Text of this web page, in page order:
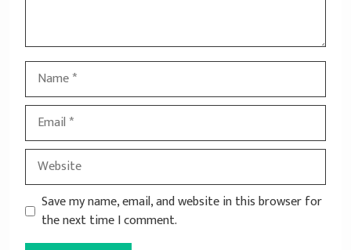
मुदित स्टेशनरी & MP Online
Save my name, email, and website in this browser for
the next time I comment.